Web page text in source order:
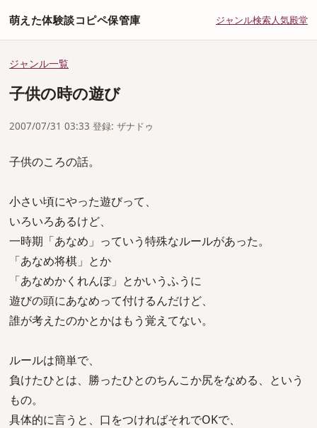
萌えた体験談コピペ保管庫 ジャンル検索人気殿堂
ジャンル一覧
子供の時の遊び
2007/07/31 03:33 登録: ザナドゥ
子供のころの話。
小さい頃にやった遊びって、
いろいろあるけど、
一時期「あなめ」っていう特殊なルールがあった。
「あなめ将棋」とか
「あなめかくれんぼ」とかいうふうに
遊びの頭にあなめって付けるんだけど、
誰が考えたのかとかはもう覚えてない。
ルールは簡単で、
負けたひとは、勝ったひとのちんこか尻をなめる、という
もの。
具体的に言うと、口をつければそれでOKで、